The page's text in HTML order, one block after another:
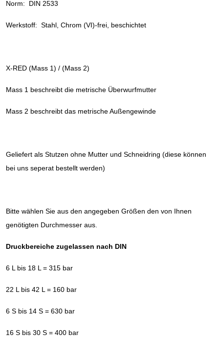
Norm: DIN 2533
Werkstoff: Stahl, Chrom (VI)-frei, beschichtet
X-RED (Mass 1) / (Mass 2)
Mass 1 beschreibt die metrische Überwurfmutter
Mass 2 beschreibt das metrische Außengewinde
Geliefert als Stutzen ohne Mutter und Schneidring (diese können
bei uns seperat bestellt werden)
Bitte wählen Sie aus den angegeben Größen den von Ihnen
genötigten Durchmesser aus.
Druckbereiche zugelassen nach DIN
6 L bis 18 L = 315 bar
22 L bis 42 L = 160 bar
6 S bis 14 S = 630 bar
16 S bis 30 S = 400 bar